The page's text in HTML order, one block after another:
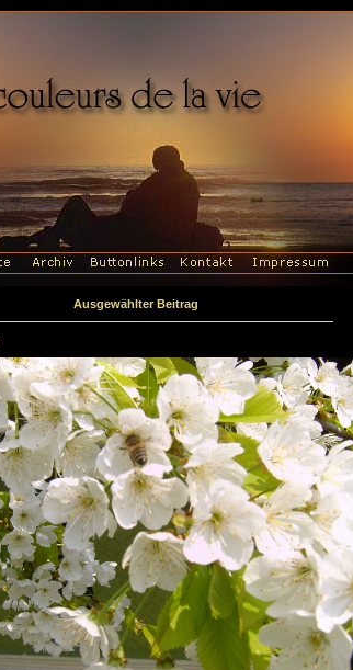
Ausgewählter Beitrag